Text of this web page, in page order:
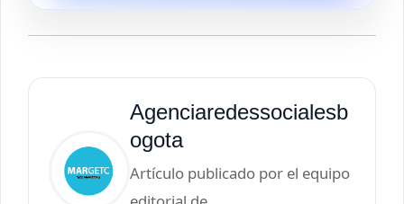
Agenciaredessocialesb
ogota
Artículo publicado por el equipo